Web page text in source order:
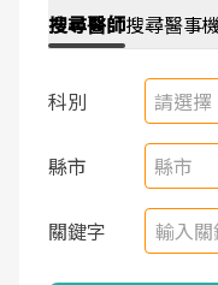
搜尋醫師搜尋醫事
科別 請選擇
縣市 縣市
關鍵字